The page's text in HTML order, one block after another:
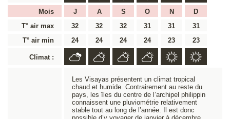
Mois J A S O N
D
T° air max
32 32 32 31 31
31
T° air min
24 24 24 24 23 23
Climat :
Les Visayas présentent un climat tropical
chaud et humide. Contrairement au reste du
pays, les îles du centre de l’archipel philippin
connaissent une pluviométrie relativement
stable tout au long de l’année. Il est donc